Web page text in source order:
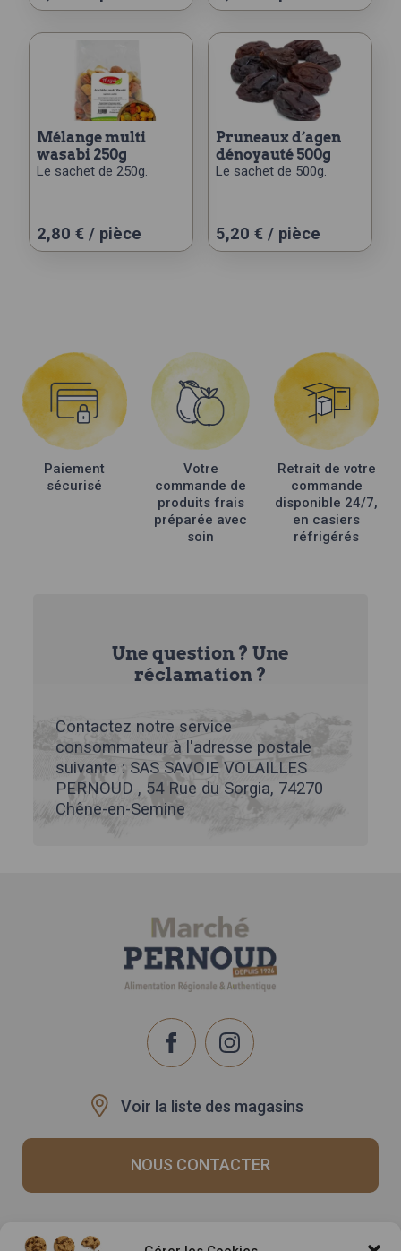
mélange multi
wasabi 250g
Le sachet de 250g.
2,80 € / pièce
pruneaux d’agen
dénoyauté 500g
Le sachet de 500g.
5,20 € / pièce
Paiement
sécurisé
Votre
commande de
produits frais
préparée avec
soin
Retrait de votre
commande
disponible 24/7,
en casiers
réfrigérés
Une question ? Une
réclamation ?
Contactez notre service
consommateur à l'adresse postale
suivante : SAS SAVOIE VOLAILLES
PERNOUD , 54 Rue du Sorgia, 74270
Chêne-en-Semine
Voir la liste des magasins
NOUS CONTACTER
Recrutement